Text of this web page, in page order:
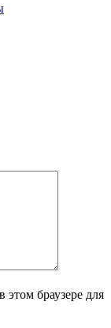
этом браузере для